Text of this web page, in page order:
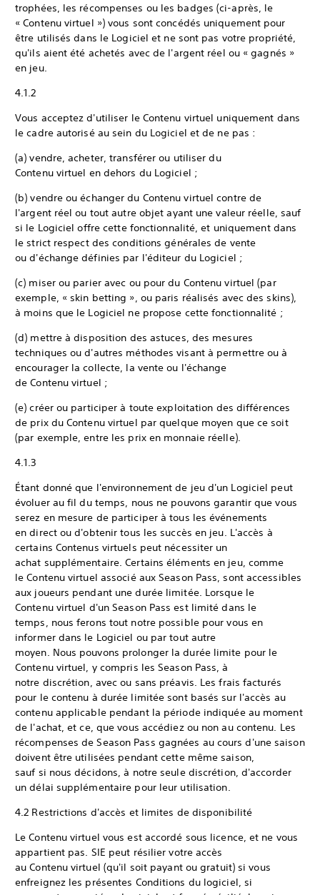
trophées, les récompenses ou les badges (ci-après, le
« Contenu virtuel ») vous sont concédés uniquement pour
être utilisés dans le Logiciel et ne sont pas votre propriété,
qu'ils aient été achetés avec de l'argent réel ou « gagnés »
en jeu.
4.1.2
Vous acceptez d'utiliser le Contenu virtuel uniquement dans
le cadre autorisé au sein du Logiciel et de ne pas :
(a) vendre, acheter, transférer ou utiliser du
Contenu virtuel en dehors du Logiciel ;
(b) vendre ou échanger du Contenu virtuel contre de
l'argent réel ou tout autre objet ayant une valeur réelle, sauf
si le Logiciel offre cette fonctionnalité, et uniquement dans
le strict respect des conditions générales de vente
ou d'échange définies par l'éditeur du Logiciel ;
(c) miser ou parier avec ou pour du Contenu virtuel (par
exemple, « skin betting », ou paris réalisés avec des skins),
à moins que le Logiciel ne propose cette fonctionnalité ;
(d) mettre à disposition des astuces, des mesures
techniques ou d'autres méthodes visant à permettre ou à
encourager la collecte, la vente ou l'échange
de Contenu virtuel ;
(e) créer ou participer à toute exploitation des différences
de prix du Contenu virtuel par quelque moyen que ce soit
(par exemple, entre les prix en monnaie réelle).
4.1.3
Étant donné que l'environnement de jeu d'un Logiciel peut
évoluer au fil du temps, nous ne pouvons garantir que vous
serez en mesure de participer à tous les événements
en direct ou d'obtenir tous les succès en jeu. L'accès à
certains Contenus virtuels peut nécessiter un
achat supplémentaire. Certains éléments en jeu, comme
le Contenu virtuel associé aux Season Pass, sont accessibles
aux joueurs pendant une durée limitée. Lorsque le
Contenu virtuel d'un Season Pass est limité dans le
temps, nous ferons tout notre possible pour vous en
informer dans le Logiciel ou par tout autre
moyen. Nous pouvons prolonger la durée limite pour le
Contenu virtuel, y compris les Season Pass, à
notre discrétion, avec ou sans préavis. Les frais facturés
pour le contenu à durée limitée sont basés sur l'accès au
contenu applicable pendant la période indiquée au moment
de l'achat, et ce, que vous accédiez ou non au contenu. Les
récompenses de Season Pass gagnées au cours d'une saison
doivent être utilisées pendant cette même saison,
sauf si nous décidons, à notre seule discrétion, d'accorder
un délai supplémentaire pour leur utilisation.
4.2 Restrictions d'accès et limites de disponibilité
Le Contenu virtuel vous est accordé sous licence, et ne vous
appartient pas. SIE peut résilier votre accès
au Contenu virtuel (qu'il soit payant ou gratuit) si vous
enfreignez les présentes Conditions du logiciel, si